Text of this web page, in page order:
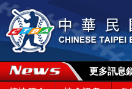
更多訊息